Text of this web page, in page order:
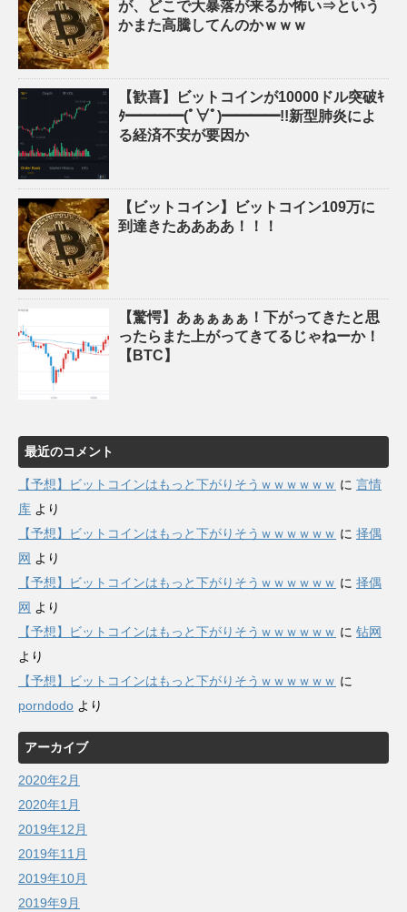
が、どこで大暴落が来るか怖い⇒という
かまた高騰してんのかｗｗｗ
【歓喜】ビットコインが10000ドル突破ｷ
ﾀ━━━━(ﾟ∀ﾟ)━━━━!!新型肺炎によ
る経済不安が要因か
【ビットコイン】ビットコイン109万に
到達きたああああ！！！
【驚愕】あぁぁぁぁ！下がってきたと思
ったらまた上がってきてるじゃねーか！
【BTC】
最近のコメント
【予想】ビットコインはもっと下がりそうｗｗｗｗｗｗ に 言情
库 より
【予想】ビットコインはもっと下がりそうｗｗｗｗｗｗ に 择偶
网 より
【予想】ビットコインはもっと下がりそうｗｗｗｗｗｗ に 择偶
网 より
【予想】ビットコインはもっと下がりそうｗｗｗｗｗｗ に 钻网
より
【予想】ビットコインはもっと下がりそうｗｗｗｗｗｗ に
porndodo より
アーカイブ
2020年2月
2020年1月
2019年12月
2019年11月
2019年10月
2019年9月